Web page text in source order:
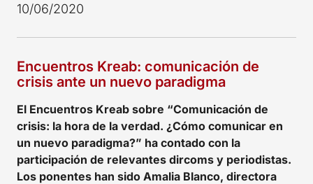
10/06/2020
Encuentros Kreab: comunicación de
crisis ante un nuevo paradigma
El Encuentros Kreab sobre “Comunicación de
crisis: la hora de la verdad. ¿Cómo comunicar en
un nuevo paradigma?” ha contado con la
participación de relevantes dircoms y periodistas.
Los ponentes han sido Amalia Blanco, directora